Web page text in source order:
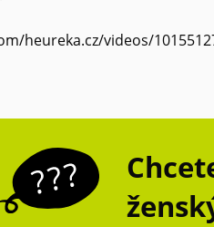
heureka.cz/videos/